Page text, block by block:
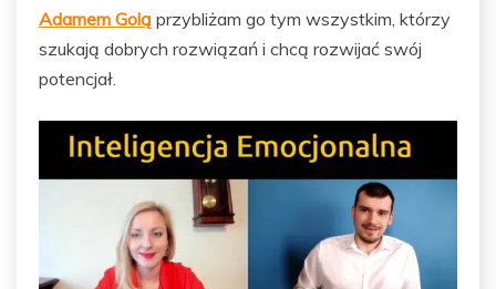
Adamem Golą przybliżam go tym wszystkim, którzy
szukają dobrych rozwiązań i chcą rozwijać swój
potencjał.